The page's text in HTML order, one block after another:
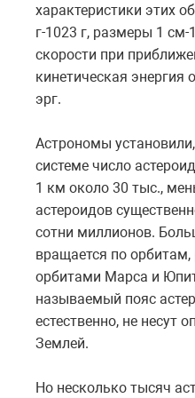
характеристики этих
г-1023 г, размеры 1
скорости при
кинетическая энергия
эрг.
Астрономы
системе число
1 км около 30 тыс.,
астероидов
сотни миллионов.
вращается по
орбитами Марса и
называемый пояс
естественно, не несут
Землей.
Но несколько тысяч